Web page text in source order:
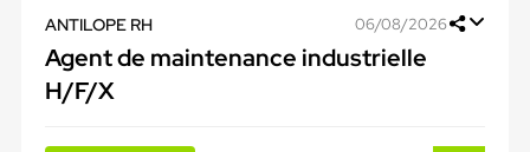
ANTILOPE RH 06/08/2026
Agent de maintenance industrielle
H/F/X